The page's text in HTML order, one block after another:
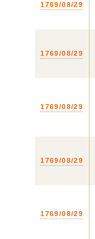
1769/08/29
1769/08/29
1769/08/29
1769/08/29
1769/08/29